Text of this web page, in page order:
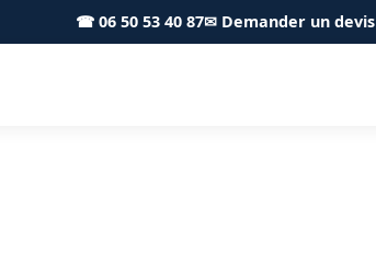
☎ 06 50 53 40 87✉ Demander un devis